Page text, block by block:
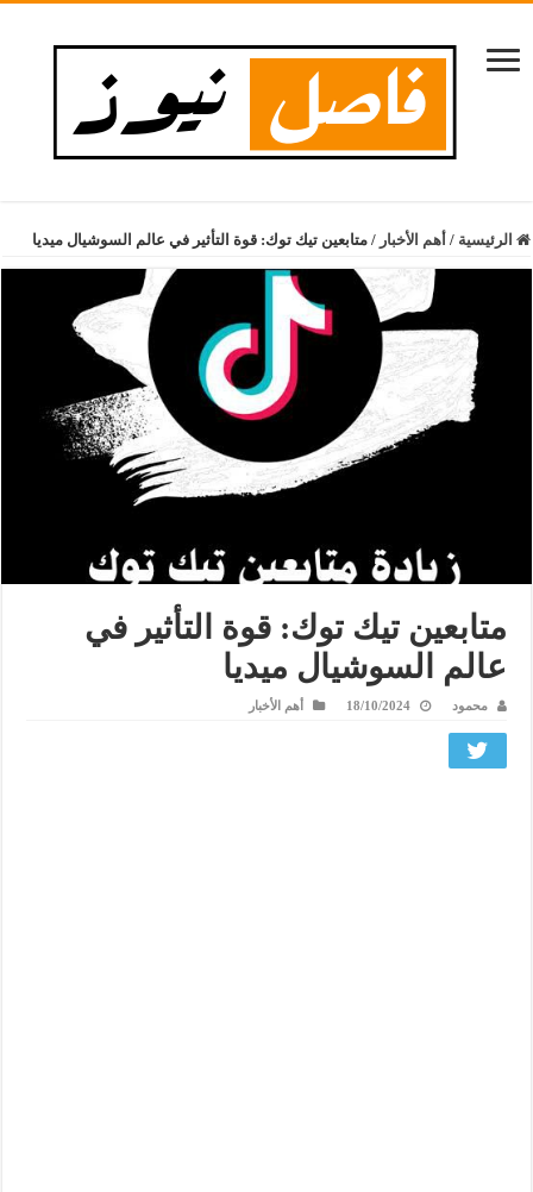
الرئيسية / أهم الأخبار / متابعين تيك توك: قوة التأثير في عالم السوشيال ميديا
متابعين تيك توك: قوة التأثير في
عالم السوشيال ميديا
محمود 18/10/2024 أهم الأخبار